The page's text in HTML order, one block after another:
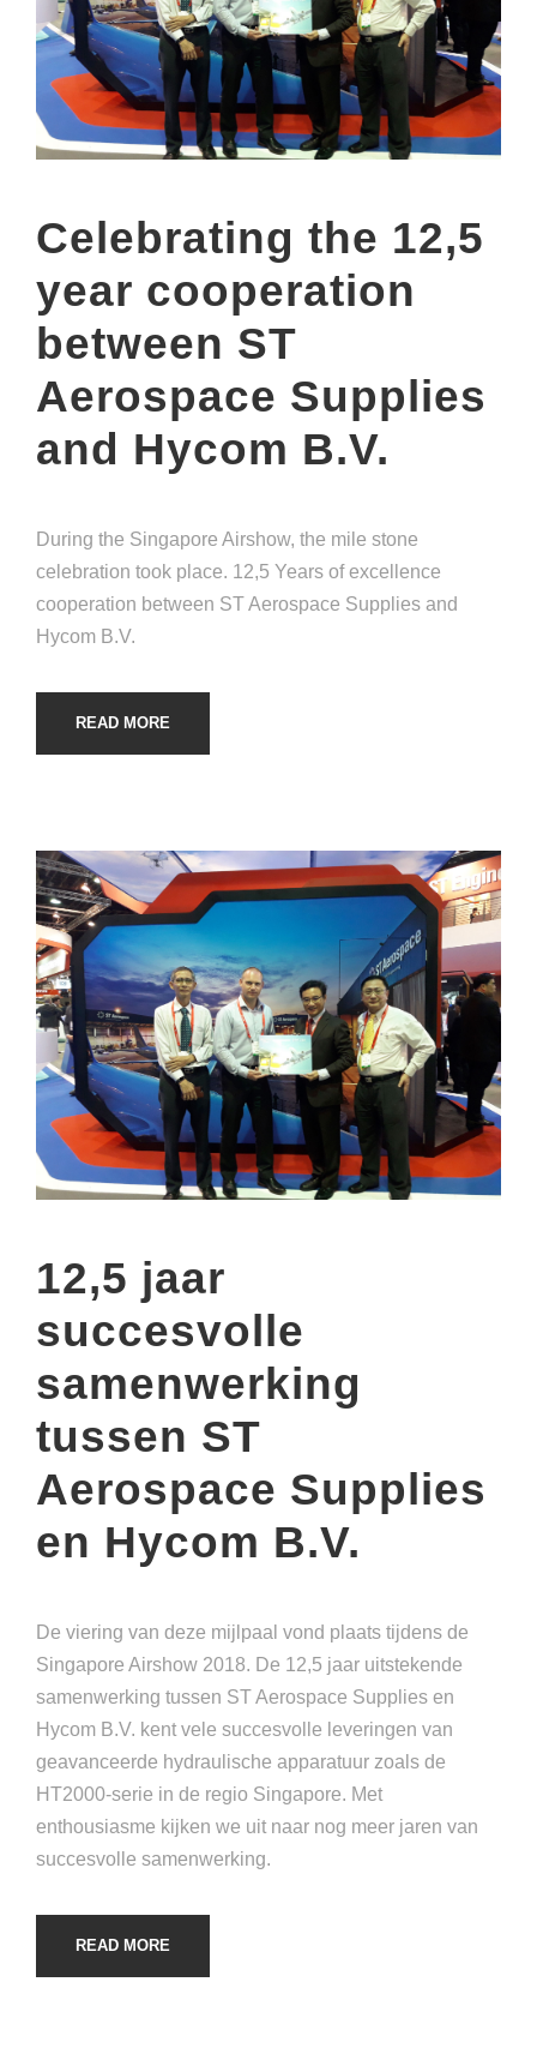
Celebrating the 12,5
year cooperation
between ST
Aerospace Supplies
and Hycom B.V.
During the Singapore Airshow, the mile stone
celebration took place. 12,5 Years of excellence
cooperation between ST Aerospace Supplies and
Hycom B.V.
READ MORE
12,5 jaar
succesvolle
samenwerking
tussen ST
Aerospace Supplies
en Hycom B.V.
De viering van deze mijlpaal vond plaats tijdens de
Singapore Airshow 2018. De 12,5 jaar uitstekende
samenwerking tussen ST Aerospace Supplies en
Hycom B.V. kent vele succesvolle leveringen van
geavanceerde hydraulische apparatuur zoals de
HT2000-serie in de regio Singapore. Met
enthousiasme kijken we uit naar nog meer jaren van
succesvolle samenwerking.
READ MORE